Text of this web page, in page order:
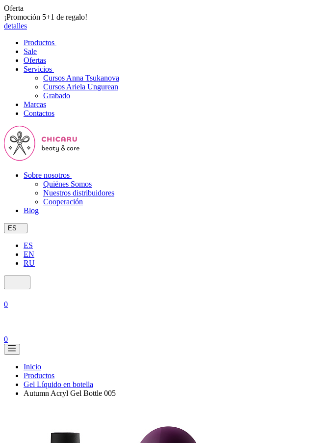
Oferta
¡Promoción 5+1 de regalo!
detalles
Productos
Sale
Ofertas
Servicios
Cursos Anna Tsukanova
Cursos Ariela Ungurean
Grabado
Marcas
Contactos
Sobre nosotros
Quiénes Somos
Nuestros distribuidores
Cooperación
Blog
ES
ES
EN
RU
0
0
Inicio
Productos
Gel Líquido en botella
Autumn Acryl Gel Bottle 005